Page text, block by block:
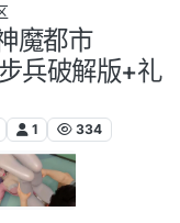
魔都市
兵破解版+礼
1 334